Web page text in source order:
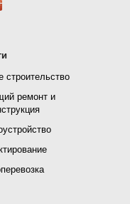
строительство
ремонт и